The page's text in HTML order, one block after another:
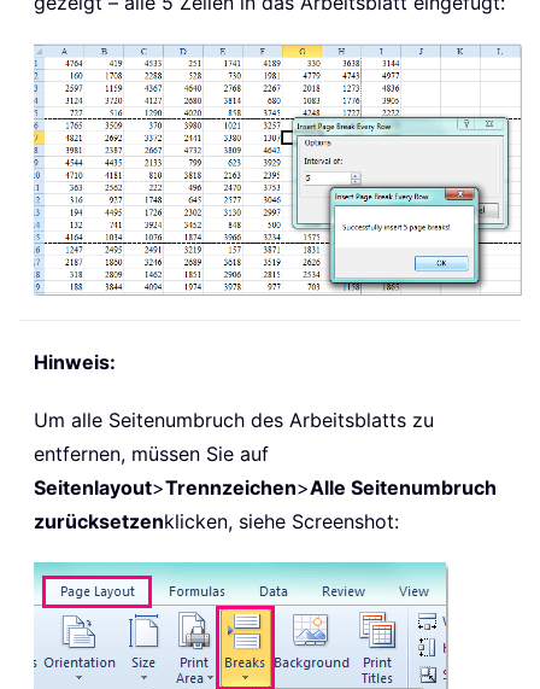
Hinweis:
Um alle Seitenumbruch des Arbeitsblatts zu
entfernen, müssen Sie auf
Seitenlayout>Trennzeichen>Alle Seitenumbruch
zurücksetzenklicken, siehe Screenshot: